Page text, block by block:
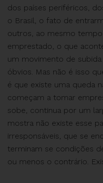
dos países periféricos,
o Brasil, o fato de
outros, ao mesmo
emprestado, o que
um movimento de
óbvios. Mas não é isso
é que existe uma queda
começam a tomar
sobe, continua por um
mostra não existe esse
irresponsáveis, que se
terminam se condições
ou menos o contrário.